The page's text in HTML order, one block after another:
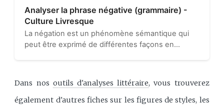
Analyser la phrase négative (grammaire) -
Culture Livresque
La négation est un phénomène sémantique qui
peut être exprimé de différentes façons en
alors sur le verbe…
Dans nos outils d'analyses littéraire, vous trouverez
également d'autres fiches sur les figures de styles, les